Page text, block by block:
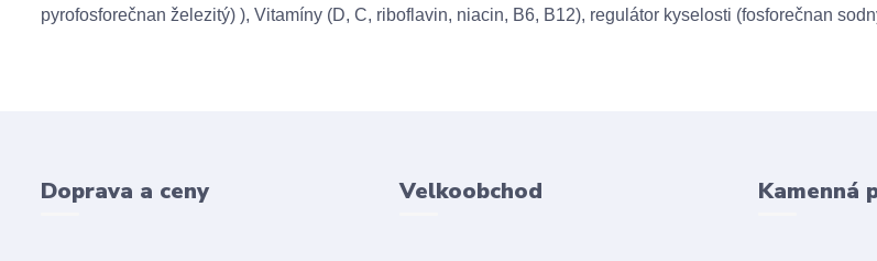
pyrofosforečnan železitý) ), Vitamíny (D, C, riboflavin, niacin, B6, B12), regulátor kyselosti (fosforečnan
Doprava a ceny Velkoobchod Kamenná